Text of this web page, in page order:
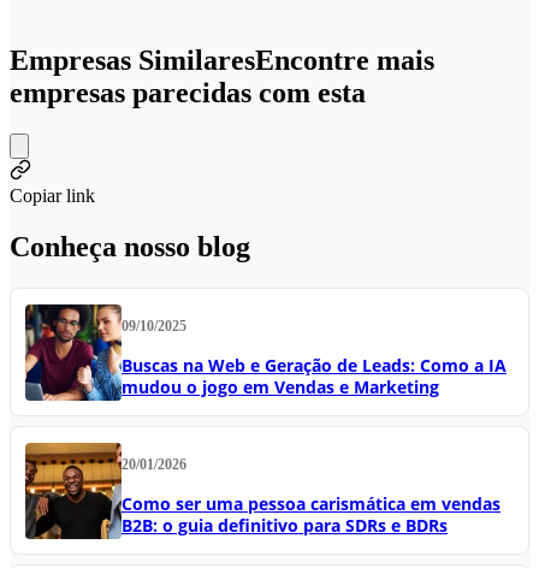
Empresas SimilaresEncontre mais
empresas parecidas com esta
Copiar link
Conheça nosso blog
09/10/2025
Buscas na Web e Geração de Leads: Como a IA
mudou o jogo em Vendas e Marketing
20/01/2026
Como ser uma pessoa carismática em vendas
B2B: o guia definitivo para SDRs e BDRs